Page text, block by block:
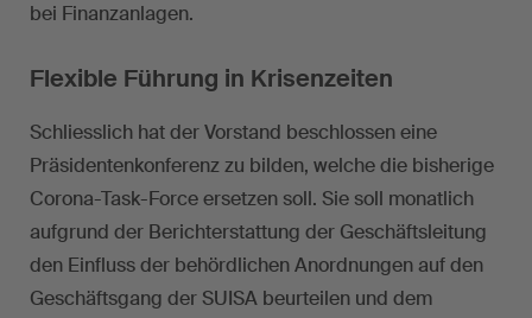
bei Finanzanlagen.
Flexible Führung in Krisenzeiten
Schliesslich hat der Vorstand beschlossen eine
Präsidentenkonferenz zu bilden, welche die bisherige
Corona-Task-Force ersetzen soll. Sie soll monatlich
aufgrund der Berichterstattung der Geschäftsleitung
den Einfluss der behördlichen Anordnungen auf den
Geschäftsgang der SUISA beurteilen und dem